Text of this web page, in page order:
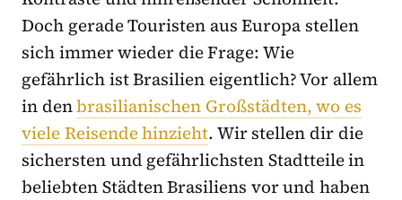
Doch gerade Touristen aus Europa stellen
sich immer wieder die Frage: Wie
gefährlich ist Brasilien eigentlich? Vor allem
in denbrasilianischen Großstädten, wo es
viele Reisende hinzieht. Wir stellen dir die
sichersten und gefährlichsten Stadtteile in
beliebten Städten Brasiliens vor und haben